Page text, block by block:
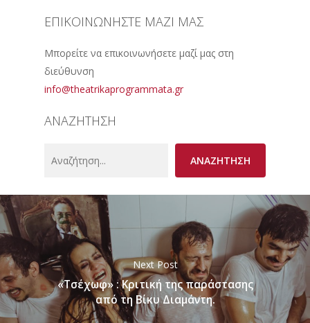
ΕΠΙΚΟΙΝΩΝΗΣΤΕ ΜΑΖΙ ΜΑΣ
Μπορείτε να επικοινωνήσετε μαζί μας στη
διεύθυνση
info@theatrikaprogrammata.gr
ΑΝΑΖΗΤΗΣΗ
ΑΝΑΖΗΤΗΣΗ
Next Post
«Τσέχωφ» : Κριτική της παράστασης
από τη Βίκυ Διαμάντη.